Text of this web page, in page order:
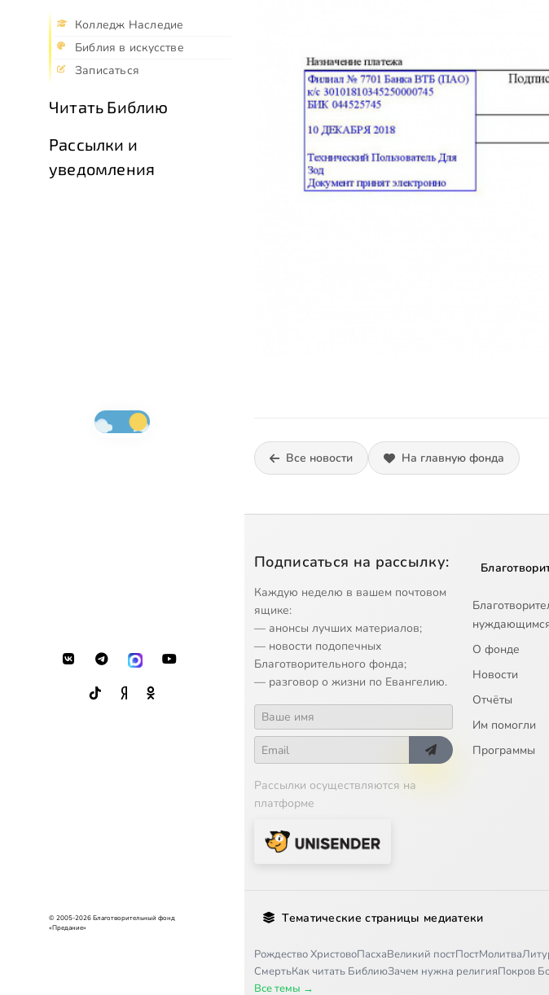
Колледж Наследие
Библия в искусстве
Записаться
Читать Библию
Рассылки и
уведомления
© 2005-2026 Благотворительный фонд
«Предание»
Все новости На главную фонда
Подписаться на рассылку:
Каждую неделю в вашем почтовом
ящике:
— анонсы лучших материалов;
— новости подопечных
Благотворительного фонда;
— разговор о жизни по Евангелию.
Рассылки осуществляются на
платформе
О фонде
Новости
Отчёты
Им помогли
Программы
Тематические страницы медиатеки
Рождество ХристовоПасхаВеликий постПостМолитва
СмертьКак читать БиблиюЗачем нужна религияПокров
Все темы →